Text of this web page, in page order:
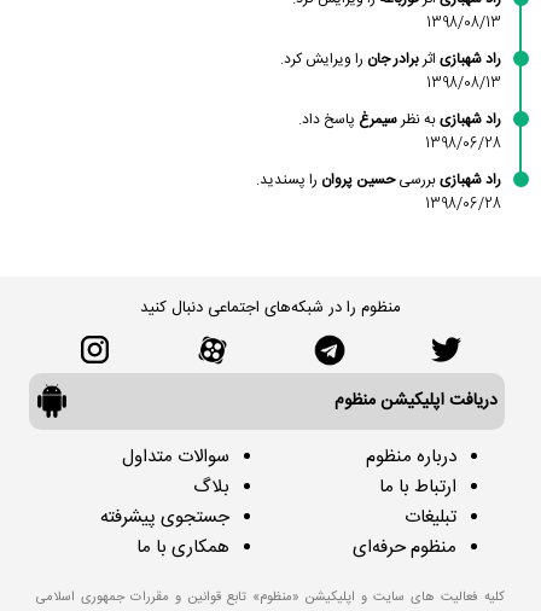
1398/08/13
راد شهبازی اثربرادر جان را ویرایش کرد.
1398/08/13
راد شهبازیبه نظرسیمرغ پاسخ داد.
1398/06/28
راد شهبازیبررسیحسین پروان را پسندید.
1398/06/28
منظوم را در شبکه‌های اجتماعی دنبال کنید
دریافت اپلیکیشن منظوم
درباره منظوم
ارتباط با ما
تبلیغات
منظوم حرفه‌ای
سوالات متداول
بلاگ
جستجوی پیشرفته
همکاری با ما
کلیه فعالیت های سایت و اپلیکیشن «منظوم» تابع قوانین و مقررات جمهوری اسلامی